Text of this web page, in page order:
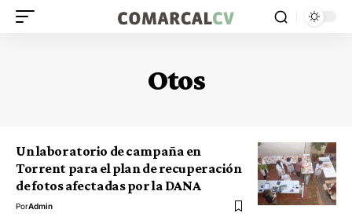
Otos
Un laboratorio de campaña en
Torrent para el plan de recuperación
de fotos afectadas por la DANA
PorAdmin